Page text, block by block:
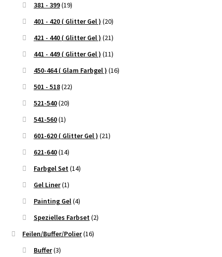
381 - 399(19)
401 - 420 ( Glitter Gel ) (20)
421 - 440 ( Glitter Gel ) (21)
441 - 449 ( Glitter Gel ) (11)
450-464 ( Glam Farbgel ) (16)
501 - 518(22)
521-540(20)
541-560(1)
601-620 ( Glitter Gel ) (21)
621-640(14)
Farbgel Set(14)
Gel Liner(1)
Painting Gel(4)
Spezielles Farbset(2)
Feilen/Buffer/Polier(16)
Buffer(3)